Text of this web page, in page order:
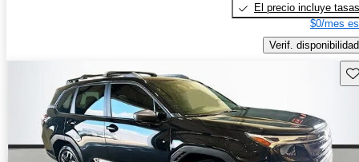
El precio incluye tasas
$0/mes
Verif. disponibilidad